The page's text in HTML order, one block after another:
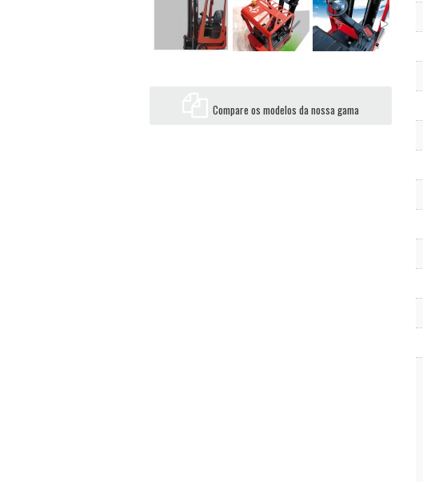
Compare os modelos da nossa gama